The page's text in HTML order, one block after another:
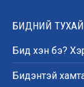
БИДНИЙ ТУХАЙ
Бид хэн бэ?
Бидэнтэй